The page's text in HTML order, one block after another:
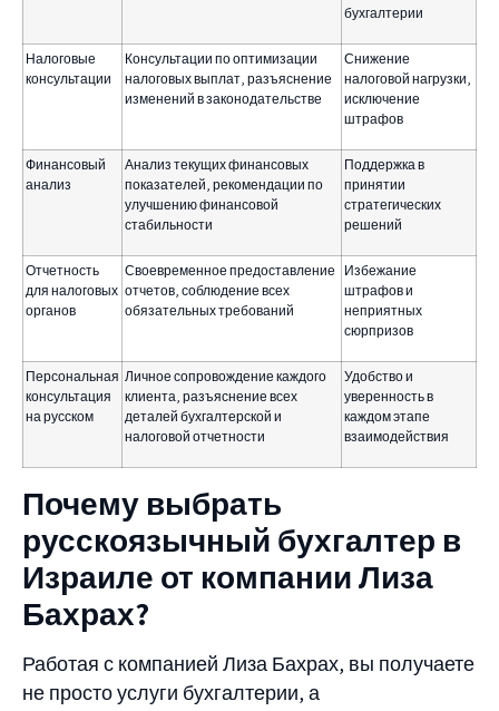
бухгалтерии
Налоговые
консультации
Консультации по оптимизации
налоговых выплат, разъяснение
изменений в законодательстве
Снижение
налоговой нагрузки,
исключение
штрафов
Финансовый
анализ
Анализ текущих финансовых
показателей, рекомендации по
улучшению финансовой
стабильности
Поддержка в
принятии
стратегических
решений
Отчетность
для налоговых
органов
Своевременное предоставление
отчетов, соблюдение всех
обязательных требований
Избежание
штрафов и
неприятных
сюрпризов
Персональная
консультация
на русском
Личное сопровождение каждого
клиента, разъяснение всех
деталей бухгалтерской и
налоговой отчетности
Удобство и
уверенность в
каждом этапе
взаимодействия
Почему выбрать
русскоязычный бухгалтер в
Израиле от компании Лиза
Бахрах?
Работая с компанией Лиза Бахрах, вы получаете
не просто услуги бухгалтерии, а